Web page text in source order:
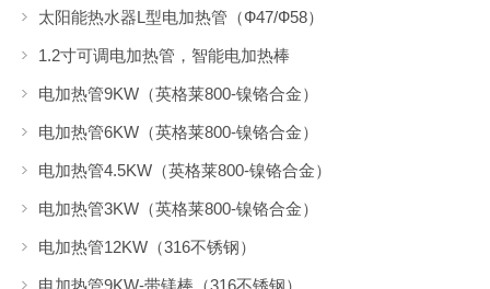
太阳能热水器L型电加热管（Ф47/Ф58）
1.2寸可调电加热管，智能电加热棒
电加热管9KW（英格莱800-镍铬合金）
电加热管6KW（英格莱800-镍铬合金）
电加热管4.5KW（英格莱800-镍铬合金）
电加热管3KW（英格莱800-镍铬合金）
电加热管12KW（316不锈钢）
电加热管9KW-带镁棒（316不锈钢）